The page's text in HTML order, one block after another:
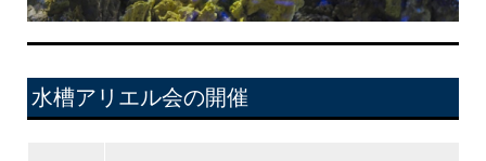
水槽アリエル会の開催